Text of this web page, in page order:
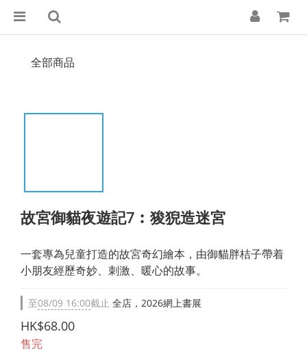
全部商品
故宮御貓夜遊記7︰狻猊造迷宮
一套專為兒童打造的故宮奇幻繪本，由御貓胖桔子帶着
小朋友經歷奇妙、刺激、暖心的故事。
至08/09 16:00截止 全店，2026網上書展
HK$68.00
售完